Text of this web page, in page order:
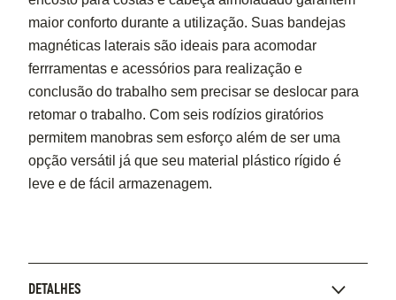
maior conforto durante a utilização. Suas bandejas
magnéticas laterais são ideais para acomodar
ferrramentas e acessórios para realização e
conclusão do trabalho sem precisar se deslocar para
retomar o trabalho. Com seis rodízios giratórios
permitem manobras sem esforço além de ser uma
opção versátil já que seu material plástico rígido é
leve e de fácil armazenagem.
DETALHES